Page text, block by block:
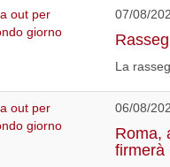
07/08/
La
06/08/
Roma,
firmerà